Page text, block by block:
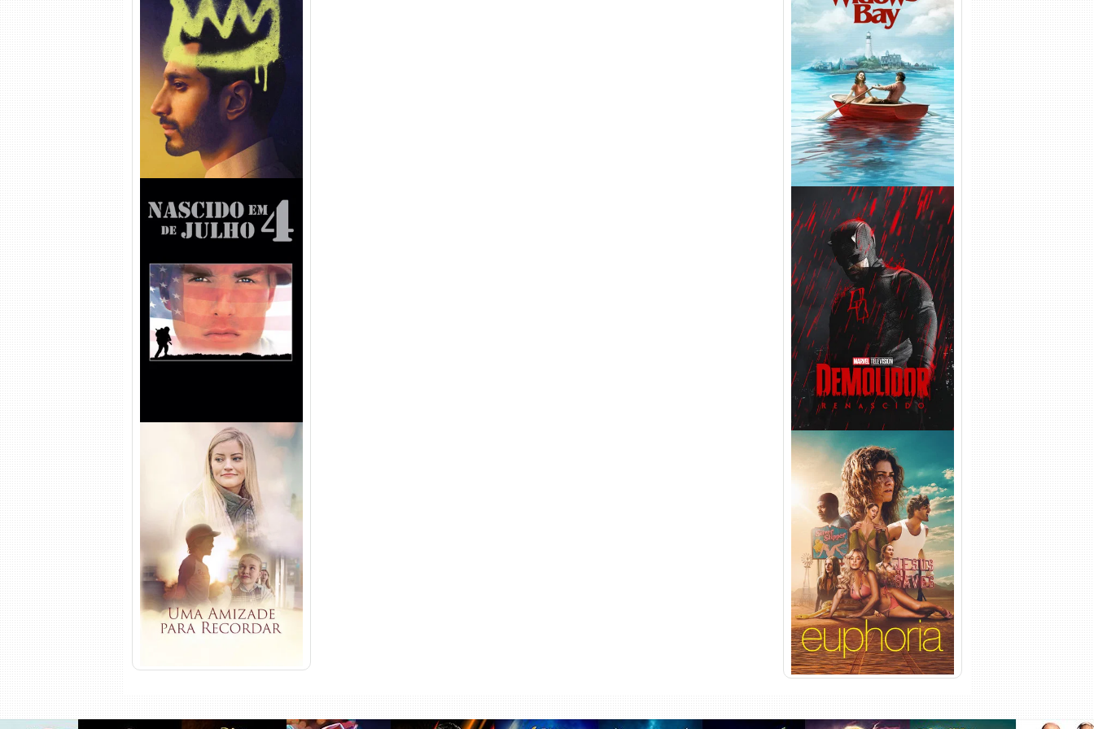
Hamlet Torrent (2026) WEB-
DL 1080p Dual Áudio
Nascido em 4 de Julho
Torrent (1989) WEB-DL 1080p
Dual Áudio
Uma Amizade para Recordar
Torrent (2025) WEB-DL 1080p
Dual Áudio
O Segredo de Widow’s Bay
1ª Temporada Torrent (2026)
WEB-DL 1080p Dual Áudio
Demolidor: Renascido 2ª
Temporada (2026) WEB-DL
1080p Dual Áudio
Euphoria 3ª Temporada
Torrent (2026) WEB-DL 1080p
Dual Áudio